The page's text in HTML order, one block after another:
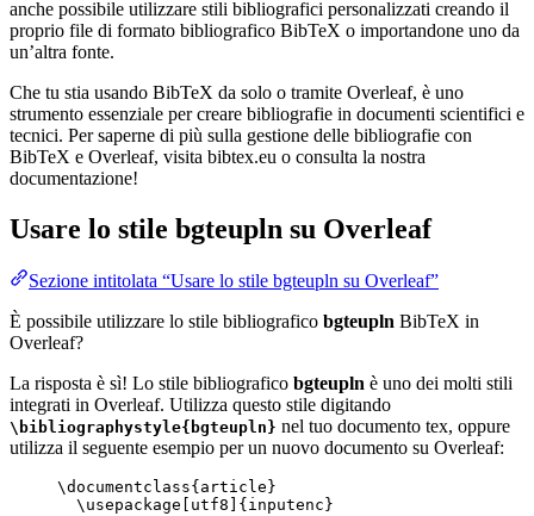
anche possibile utilizzare stili bibliografici personalizzati creando il
proprio file di formato bibliografico BibTeX o importandone uno da
un’altra fonte.
Che tu stia usando BibTeX da solo o tramite Overleaf, è uno
strumento essenziale per creare bibliografie in documenti scientifici e
tecnici. Per saperne di più sulla gestione delle bibliografie con
BibTeX e Overleaf, visita bibtex.eu o consulta la nostra
documentazione!
Usare lo stile bgteupln su Overleaf
Sezione intitolata “Usare lo stile bgteupln su Overleaf”
È possibile utilizzare lo stile bibliografico bgteupln BibTeX in
Overleaf?
La risposta è sì! Lo stile bibliografico bgteupln è uno dei molti stili
integrati in Overleaf. Utilizza questo stile digitando
\bibliographystyle{bgteupln} nel tuo documento tex, oppure
utilizza il seguente esempio per un nuovo documento su Overleaf:
\documentclass{ article }
\usepackage
utf8 ]{ inputenc }